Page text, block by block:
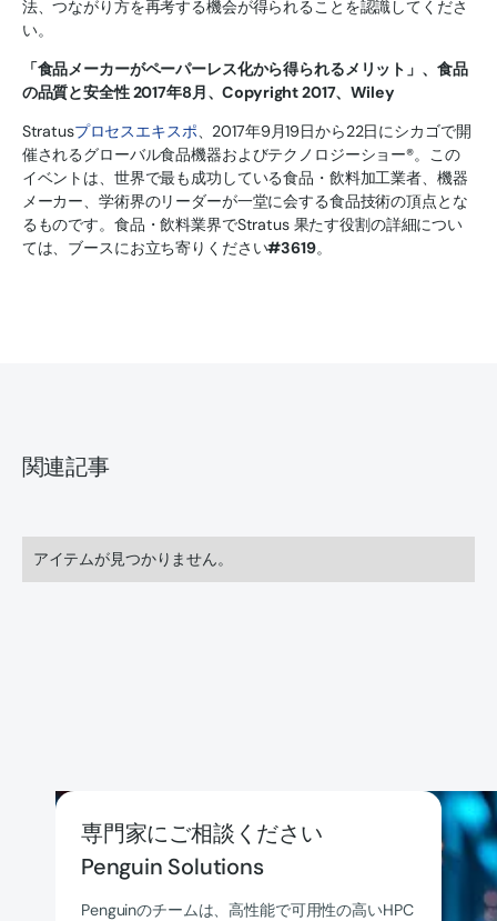
法、つながり方を再考する機会が得られることを認識してくださ
い。
「食品メーカーがペーパーレス化から得られるメリット」、食品
の品質と安全性 2017年8月、Copyright 2017、Wiley
Stratusプロセスエキスポ、2017年9月19日から22日にシカゴで開
催されるグローバル食品機器およびテクノロジーショー®。この
イベントは、世界で最も成功している食品・飲料加工業者、機器
メーカー、学術界のリーダーが一堂に会する食品技術の頂点とな
るものです。食品・飲料業界でStratus 果たす役割の詳細につい
ては、ブースにお立ち寄りください#3619。
関連記事
アイテムが見つかりません。
専門家にご相談ください
Penguin Solutions
Penguinのチームは、高性能で可用性の高いHPC